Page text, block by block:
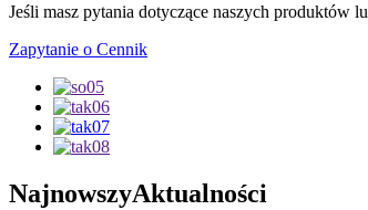
Jeśli masz pytania dotyczące naszych produktów
Zapytanie o Cennik
NajnowszyAktualności